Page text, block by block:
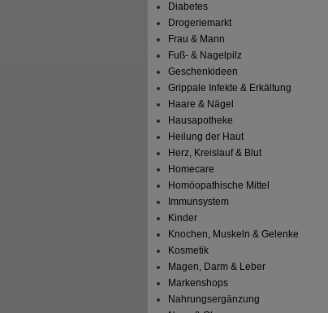
Diabetes
Drogeriemarkt
Frau & Mann
Fuß- & Nagelpilz
Geschenkideen
Grippale Infekte & Erkältung
Haare & Nägel
Hausapotheke
Heilung der Haut
Herz, Kreislauf & Blut
Homecare
Homöopathische Mittel
Immunsystem
Kinder
Knochen, Muskeln & Gelenke
Kosmetik
Magen, Darm & Leber
Markenshops
Nahrungsergänzung